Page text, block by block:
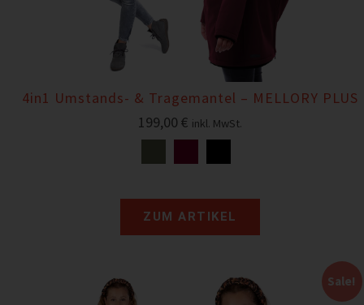
4in1 Umstands- & Tragemantel – MELLORY PLUS
199,00 € inkl. MwSt.
ZUM ARTIKEL
Sale!